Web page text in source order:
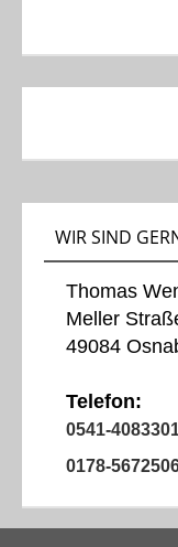
WIR SIND
Thomas
Meller
49084
Telefon:
0541-
0178-